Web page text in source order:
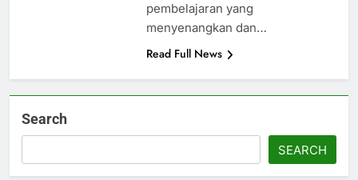
pembelajaran yang
menyenangkan dan…
Read Full News
Search
SEARCH